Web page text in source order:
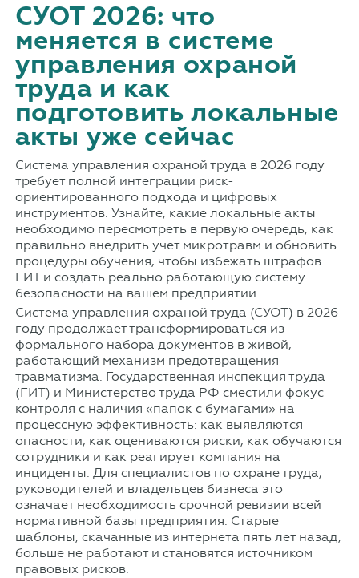
СУОТ 2026: что
меняется в системе
управления охраной
труда и как
подготовить локальные
акты уже сейчас
Система управления охраной труда в 2026 году
требует полной интеграции риск-
ориентированного подхода и цифровых
инструментов. Узнайте, какие локальные акты
необходимо пересмотреть в первую очередь, как
правильно внедрить учет микротравм и обновить
процедуры обучения, чтобы избежать штрафов
ГИТ и создать реально работающую систему
безопасности на вашем предприятии.
Система управления охраной труда (СУОТ) в 2026
году продолжает трансформироваться из
формального набора документов в живой,
работающий механизм предотвращения
травматизма. Государственная инспекция труда
(ГИТ) и Министерство труда РФ сместили фокус
контроля с наличия «папок с бумагами» на
процессную эффективность: как выявляются
опасности, как оцениваются риски, как обучаются
сотрудники и как реагирует компания на
инциденты. Для специалистов по охране труда,
руководителей и владельцев бизнеса это
означает необходимость срочной ревизии всей
нормативной базы предприятия. Старые
шаблоны, скачанные из интернета пять лет назад,
больше не работают и становятся источником
правовых рисков.